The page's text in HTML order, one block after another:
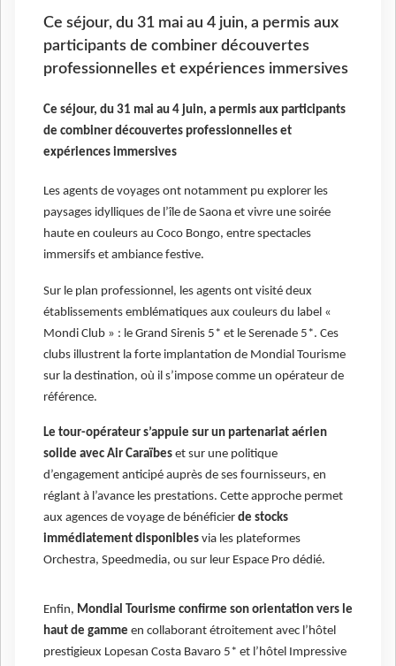
Ce séjour, du 31 mai au 4 juin, a permis aux
participants de combiner découvertes
professionnelles et expériences immersives
Ce séjour, du 31 mai au 4 juin, a permis aux participants
de combiner découvertes professionnelles et
expériences immersives
Les agents de voyages ont notamment pu explorer les
paysages idylliques de l’île de Saona et vivre une soirée
haute en couleurs au Coco Bongo, entre spectacles
immersifs et ambiance festive.
Sur le plan professionnel, les agents ont visité deux
établissements emblématiques aux couleurs du label «
Mondi Club » : le Grand Sirenis 5* et le Serenade 5*. Ces
clubs illustrent la forte implantation de Mondial Tourisme
sur la destination, où il s’impose comme un opérateur de
référence.
Le tour-opérateur s’appuie sur un partenariat aérien
solide avec Air Caraïbes et sur une politique
d’engagement anticipé auprès de ses fournisseurs, en
réglant à l’avance les prestations. Cette approche permet
aux agences de voyage de bénéficier de stocks
immédiatement disponibles via les plateformes
Orchestra, Speedmedia, ou sur leur Espace Pro dédié.
Enfin, Mondial Tourisme confirme son orientation vers le
haut de gamme en collaborant étroitement avec l’hôtel
prestigieux Lopesan Costa Bavaro 5* et l’hôtel Impressive